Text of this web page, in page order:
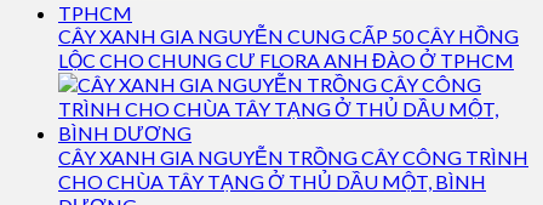
CÂY XANH GIA NGUYỄN CUNG CẤP 50 CÂY HỒNG
LỘC CHO CHUNG CƯ FLORA ANH ĐÀO Ở TPHCM
CÂY XANH GIA NGUYỄN TRỒNG CÂY CÔNG TRÌNH
CHO CHÙA TÂY TẠNG Ở THỦ DẦU MỘT, BÌNH